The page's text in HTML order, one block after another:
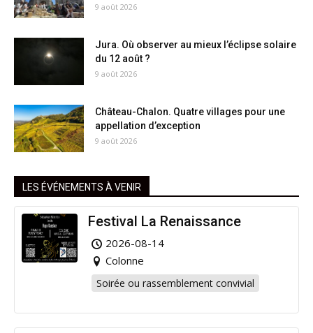
9 août 2026
Jura. Où observer au mieux l’éclipse solaire
du 12 août ?
9 août 2026
Château-Chalon. Quatre villages pour une
appellation d’exception
9 août 2026
LES ÉVÉNEMENTS À VENIR
Festival La Renaissance
2026-08-14
Colonne
Soirée ou rassemblement convivial